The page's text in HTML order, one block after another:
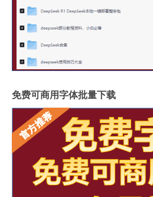
免费可商用字体批量下载